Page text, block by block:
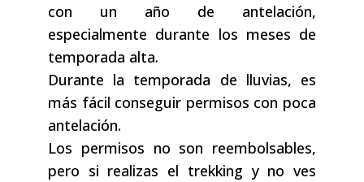
con un año de antelación,
especialmente durante los meses de
temporada alta.
Durante la temporada de lluvias, es
más fácil conseguir permisos con poca
antelación.
Los permisos no son reembolsables,
pero si realizas el trekking y no ves